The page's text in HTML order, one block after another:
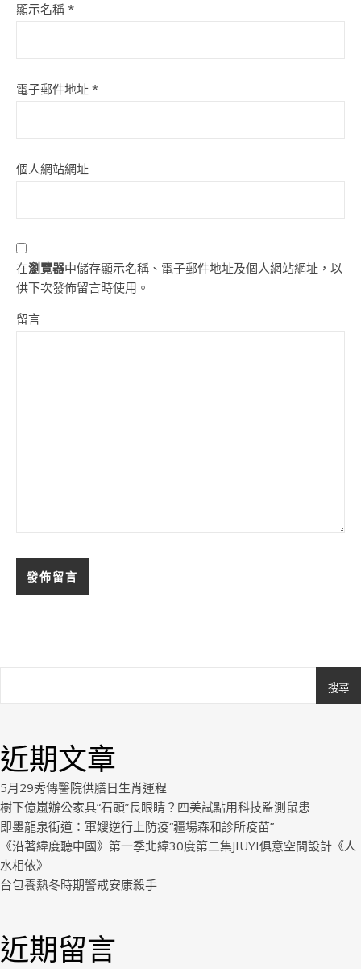
顯示名稱 *
電子郵件地址 *
個人網站網址
在瀏覽器中儲存顯示名稱、電子郵件地址及個人網站網址，以
供下次發佈留言時使用。
留言
搜尋
近期文章
5月29秀傳醫院供膳日生肖運程
樹下億嵐辦公家具“石頭”長眼睛？四美試點用科技監測鼠患
即墨龍泉街道：軍嫂逆行上防疫“疆場森和診所疫苗”
《沿著緯度聽中國》第一季北緯30度第二集JIUYI俱意空間設計《人
水相依》
台包養熱冬時期警戒安康殺手
近期留言
Royal.